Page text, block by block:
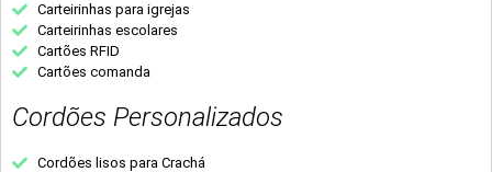
Carteirinhas para igrejas
Carteirinhas escolares
Cartões RFID
Cartões comanda
Cordões Personalizados
Cordões lisos para Crachá